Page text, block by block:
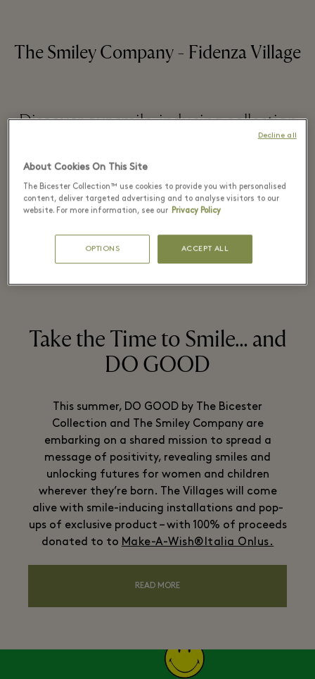
The Smiley Company - Fidenza Village
Discover our smile-inducing collection
of tote bags, T-shirts and more in The
Concierge. In this exciting collaboration
between The Smiley Company and The
Bicester Collection, all proceeds will go
Take the Time to Smile… and
DO GOOD
This summer, DO GOOD by The Bicester
Collection and The Smiley Company are
embarking on a shared mission to spread a
message of positivity, revealing smiles and
unlocking futures for women and children
wherever they’re born. The Villages will come
alive with smile-inducing installations and pop-
ups of exclusive product – with 100% of proceeds
donated to to Make-A-Wish®Italia Onlus.
READ MORE
About Cookies On This Site
The Bicester Collection™ use cookies to provide you with personalised
content, deliver targeted advertising and to analyse visitors to our
website. For more information, see our Privacy Policy
OPTIONS ACCEPT ALL
Decline all